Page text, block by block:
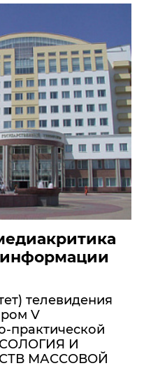
информации
телевидения
V
практической
И
МАССОВОЙ